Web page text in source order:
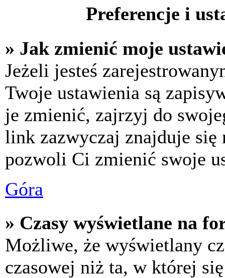
Preferencje i
» Jak zmienić moje
Jeżeli jesteś
Twoje ustawienia są
je zmienić, zajrzyj do
link zazwyczaj znajduje się
pozwoli Ci zmienić swoje
Góra
» Czasy wyświetlane na
Możliwe, że wyświetlany
czasowej niż ta, w której